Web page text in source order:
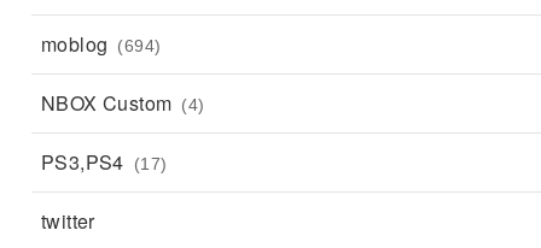
moblog (694)
NBOX Custom (4)
PS3,PS4 (17)
twitter